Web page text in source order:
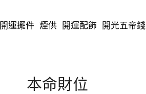
開運擺件 煙供 開運配飾 開光五帝錢
本命財位